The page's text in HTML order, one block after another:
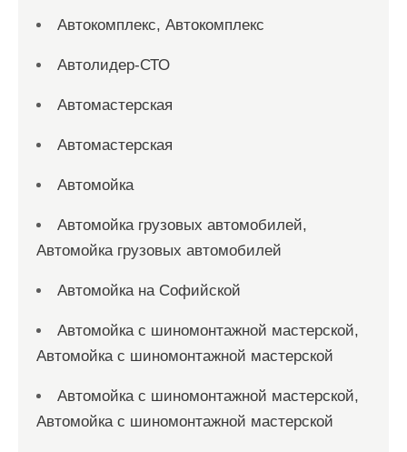
Автокомплекс, Автокомплекс
Автолидер-СТО
Автомастерская
Автомастерская
Автомойка
Автомойка грузовых автомобилей,
Автомойка грузовых автомобилей
Автомойка на Софийской
Автомойка с шиномонтажной мастерской,
Автомойка с шиномонтажной мастерской
Автомойка с шиномонтажной мастерской,
Автомойка с шиномонтажной мастерской